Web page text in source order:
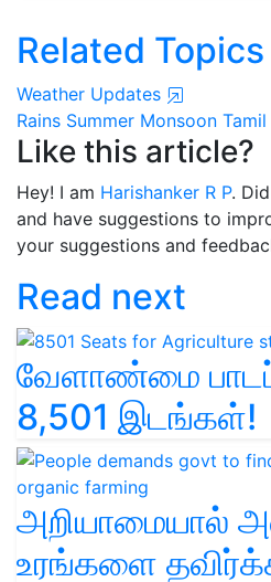
Related Topics
Weather Updates
Rains Summer Monsoon
Like this article?
Hey! I am Harishanker R P.
and have suggestions to
your suggestions and
Read next
வேளாண்மை
8,501 இடங்கள்!
அறியாமையால்
உரங்களை